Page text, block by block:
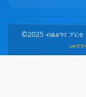
©2025 ብልፅግና